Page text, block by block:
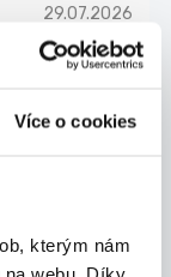
Více o cookies
kterým nám
na webu. Díky
29.07.2026
a
brigádníka do